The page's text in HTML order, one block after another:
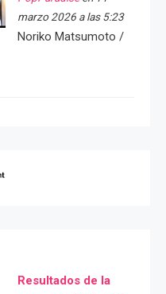
marzo 2026 a las 5:23
Noriko Matsumoto /
Resultados de la